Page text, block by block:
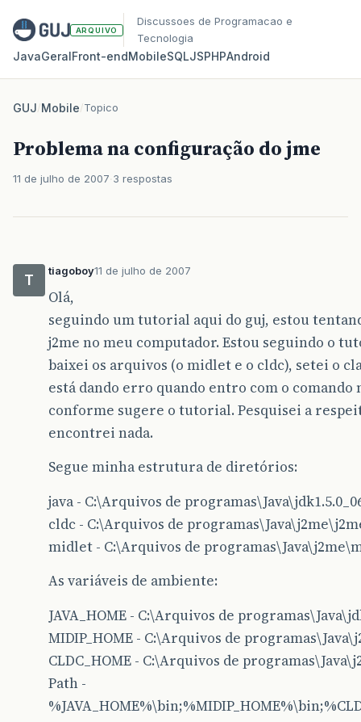
ARQUIVO
Discussoes de Programacao e
Tecnologia
JavaGeralFront‑endMobileSQLJSPHPAndroid
GUJ/Mobile/Topico
Problema na configuração do jme
11 de julho de 2007 3 respostas
T
tiagoboy11 de julho de 2007
Olá,
seguindo um tutorial aqui do guj, estou
j2me no meu computador. Estou seguindo o
baixei os arquivos (o midlet e o cldc), setei o
está dando erro quando entro com o
conforme sugere o tutorial. Pesquisei a
encontrei nada.
Segue minha estrutura de diretórios:
java - C:\Arquivos de
cldc - C:\Arquivos de
midlet - C:\Arquivos de
As variáveis de ambiente:
JAVA_HOME - C:\Arquivos de
MIDIP_HOME - C:\Arquivos de
CLDC_HOME - C:\Arquivos de
Path -